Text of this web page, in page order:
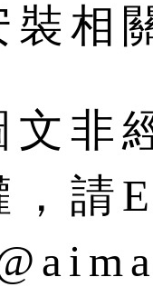
裝相
非
，請